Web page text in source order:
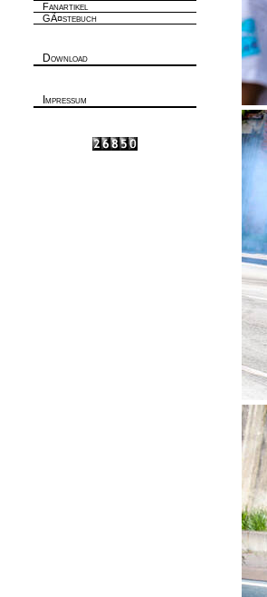
Fanartikel
GÃ¤stebuch
Download
Impressum